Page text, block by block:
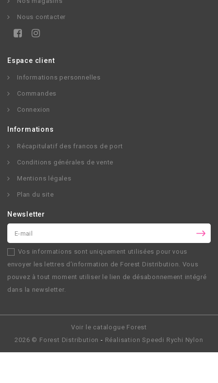
Nous contacter
Espace client
Informations personnelles
Commandes
Connexion
Informations
Récapitulatif des francos de port
Conditions générales de vente
Mentions légales
Plan du site
Newsletter
Vos informations sont uniquement utilisées pour vous
envoyer les lettres d’information de Forest Distribution. Vous
pouvez à tout moment utiliser le lien de désabonnement intégré
dans la newsletter.
Voir le catalogue Forest
2026 © Forest Distribution - RéalisationSpeedi Rychi Nylon